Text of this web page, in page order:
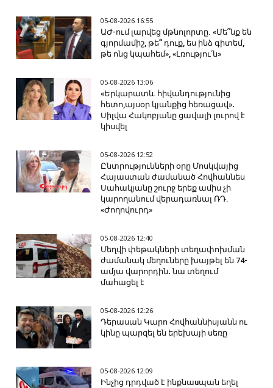
05-08-2026 16:55
ԱԺ-ում լարվեց մթնոլորտը. «Մե՞նք են
գյորմամիշ, թե՞ դուք, ես ինձ գիտեմ,
թե ոնց կպահեմ», «Լռությու՛ն»
05-08-2026 13:06
«Երկարատև հիվանդությունից
հետո,այսօր կյանքից հեռացավ»․
Սիլվա Հակոբյանը ցավալի լուրով է
կիսվել
05-08-2026 12:52
Ընտրությունների օրը Մոսկվայից
Հայաստան ժամանած Հովհաննես
Սահակյանը շուրջ երեք ամիս չի
կարողանում վերադառնալ ՌԴ.
«Ժողովուրդ»
05-08-2026 12:40
Մեղվի փեթակների տեղափոխման
ժամանակ մեղուները խայթել են 74-
ամյա վարորդին․ նա տեղում
մահացել է
05-08-2026 12:26
Դերասան Կարո Հովհաննիսյանն ու
կինը պարզել են երեխայի սեռը
05-08-2026 12:09
Ինչից դրդված է ինքնաuպան եղել